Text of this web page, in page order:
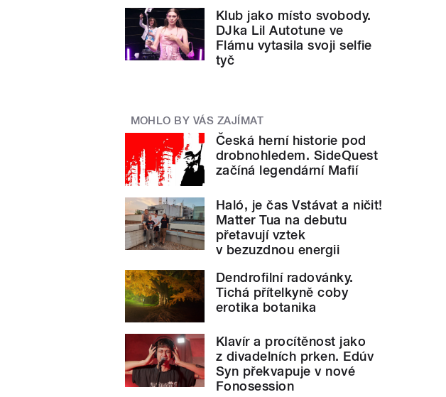
Klub jako místo svobody.
DJka Lil Autotune ve
Flámu vytasila svoji selfie
tyč
MOHLO BY VÁS ZAJÍMAT
Česká herní historie pod
drobnohledem. SideQuest
začíná legendární Mafií
Haló, je čas Vstávat a ničit!
Matter Tua na debutu
přetavují vztek
v bezuzdnou energii
Dendrofilní radovánky.
Tichá přítelkyně coby
erotika botanika
Klavír a procítěnost jako
z divadelních prken. Edúv
Syn překvapuje v nové
Fonosession